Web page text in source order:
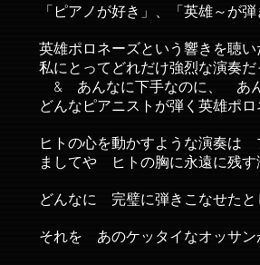
「ピアノが好き」、「英雄～が
英雄ポロネーズという響きを聴
私にとってどれだけ強烈な演
& あんなに下手なのに、 あん
どんなピアニストが弾く英雄ポ
ヒトの心を動かすような演奏は
ましてや ヒトの胸に永遠に残
どんなに 完璧に弾きこなせたと
それを あのケッタイなオッサ